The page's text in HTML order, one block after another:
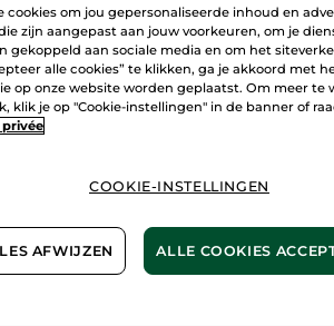
Meer zien
cookies om jou gepersonaliseerde inhoud en
zijn aangepast aan jouw voorkeuren, om je
gekoppeld aan sociale media en om het
alle cookies” te klikken, ga je akkoord met
op onze website worden geplaatst. Om meer te
klik je op "Cookie-instellingen" in de banner of
privée
COOKIE-INSTELLINGEN
AFWIJZEN ALLE COOKIES